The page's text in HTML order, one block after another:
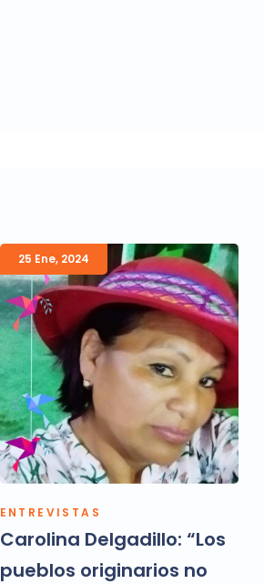
25 Ene, 2024
ENTREVISTAS
Carolina Delgadillo: “Los
pueblos originarios no